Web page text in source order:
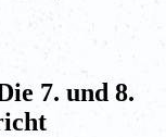
7. und 8.